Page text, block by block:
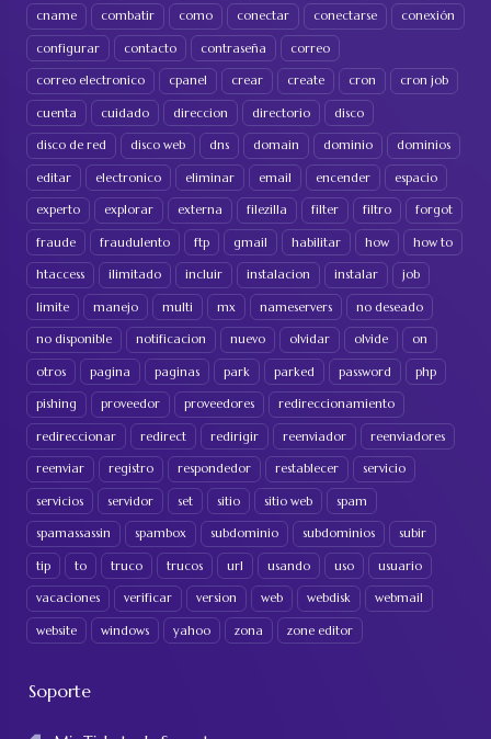
cname combatir como conectar conectarse conexión
configurar contacto contraseña correo
correo electronico cpanel crear create cron cron job
cuenta cuidado direccion directorio disco
disco de red disco web dns domain dominio dominios
editar electronico eliminar email encender espacio
experto explorar externa filezilla filter filtro forgot
fraude fraudulento ftp gmail habilitar how how to
htaccess ilimitado incluir instalacion instalar job
limite manejo multi mx nameservers no deseado
no disponible notificacion nuevo olvidar olvide on
otros pagina paginas park parked password php
pishing proveedor proveedores redireccionamiento
redireccionar redirect redirigir reenviador reenviadores
reenviar registro respondedor restablecer servicio
servicios servidor set sitio sitio web spam
spamassassin spambox subdominio subdominios subir
tip to truco trucos url usando uso usuario
vacaciones verificar version web webdisk webmail
website windows yahoo zona zone editor
Soporte